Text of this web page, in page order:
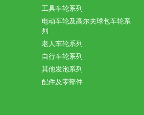
工具车轮系列
电动车轮及高尔夫球包车轮系
列
老人车轮系列
自行车轮系列
其他发泡系列
配件及零部件